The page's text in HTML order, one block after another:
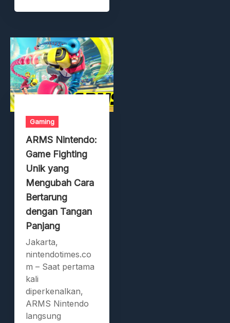
Gaming
ARMS Nintendo:
Game Fighting
Unik yang
Mengubah Cara
Bertarung
dengan Tangan
Panjang
Jakarta,
nintendotimes.co
m – Saat pertama
kali
diperkenalkan,
ARMS Nintendo
langsung